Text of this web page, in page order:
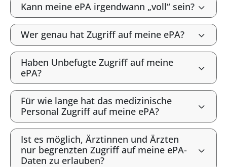
Kann meine ePA irgendwann „voll“ sein?
Wer genau hat Zugriff auf meine ePA?
Haben Unbefugte Zugriff auf meine
ePA?
Für wie lange hat das medizinische
Personal Zugriff auf meine ePA?
Ist es möglich, Ärztinnen und Ärzten
nur begrenzten Zugriff auf meine ePA-
Daten zu erlauben?